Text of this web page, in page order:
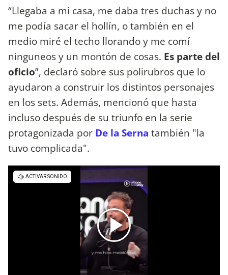
“Llegaba a mi casa, me daba tres duchas y no
me podía sacar el hollín, o también en el
medio miré el techo llorando y me comí
ninguneos y un montón de cosas. Es parte del
oficio”, declaró sobre sus polirubros que lo
ayudaron a construir los distintos personajes
en los sets. Además, mencionó que hasta
incluso después de su triunfo en la serie
protagonizada por De la Serna también "la
tuvo complicada".